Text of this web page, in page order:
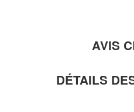
AVIS
DÉTAILS